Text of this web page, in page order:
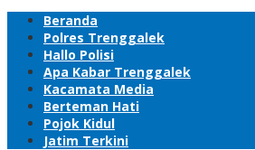
Beranda
Polres Trenggalek
Hallo Polisi
Apa Kabar Trenggalek
Kacamata Media
Berteman Hati
Pojok Kidul
Jatim Terkini